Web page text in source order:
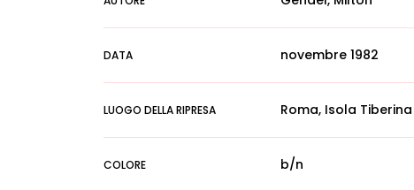
DATA novembre 1982
LUOGO DELLA RIPRESA Roma, Isola Tiberina
COLORE b/n